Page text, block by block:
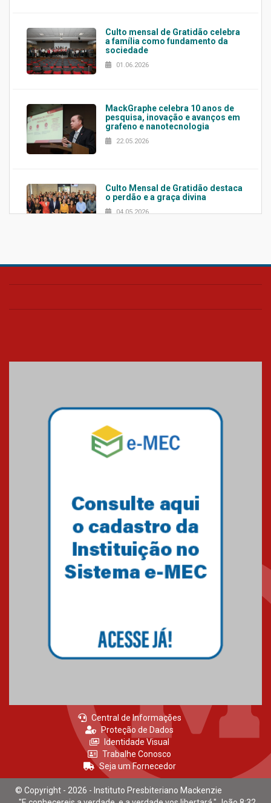
Culto mensal de Gratidão celebra
a família como fundamento da
sociedade
01.06.2026
MackGraphe celebra 10 anos de
pesquisa, inovação e avanços em
grafeno e nanotecnologia
22.05.2026
Culto Mensal de Gratidão destaca
o perdão e a graça divina
04.05.2026
Confira como foi o culto mensal
Mackenzie mobiliza campanha
solidária para apoiar famílias em
Minas Gerais
Primeiro culto do ano ressalta o
27.02.2026
Central de Informações
Proteção de Dados
Identidade Visual
Trabalhe Conosco
Seja um Fornecedor
© Copyright - 2026 - Instituto Presbiteriano Mackenzie